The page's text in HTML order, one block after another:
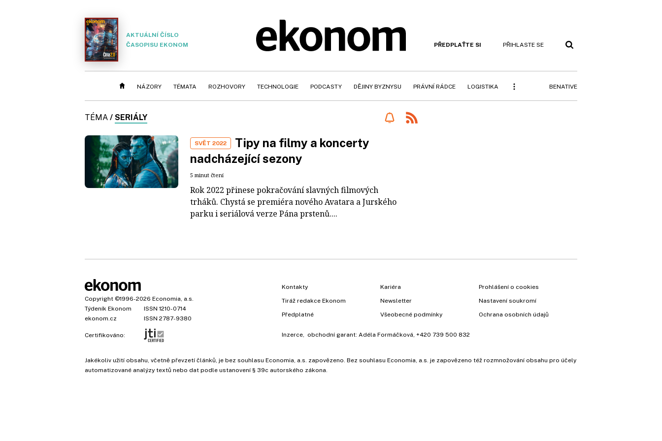
AKTUÁLNÍ ČÍSLO
ČASOPISU EKONOM
PŘEDPLAŤTE SI PŘIHLASTE SE
NÁZORY TÉMATA ROZHOVORY TECHNOLOGIE PODCASTY DĚJINY BYZNYSU PRÁVNÍ RÁDCE LOGISTIKA BENATIVE
TÉMA / SERIÁLY
SVĚT 2022
Tipy na filmy a koncerty
nadcházející sezony
5 minut čtení
Rok 2022 přinese pokračování slavných filmových
trháků. Chystá se premiéra nového Avatara a Jurského
parku i seriálová verze Pána prstenů....
Copyright ©1996-2026 Economia, a.s.
Týdeník Ekonom
ISSN 1210-0714
ekonom.cz
ISSN 2787-9380
Certifikováno:
Kontakty
Tiráž redakce Ekonom
Předplatné
Kariéra
Newsletter
Všeobecné podmínky
Prohlášení o cookies
Nastavení soukromí
Ochrana osobních údajů
Inzerce , obchodní garant: Adéla Formáčková +420 739 500 832
Jakékoliv užití obsahu, včetně převzetí článků, je bez souhlasu Economia, a.s. zapovězeno. Bez souhlasu Economia, a.s. je zapovězeno též rozmnožování obsahu pro účely
automatizované analýzy textů nebo dat podle ustanovení § 39c autorského zákona.